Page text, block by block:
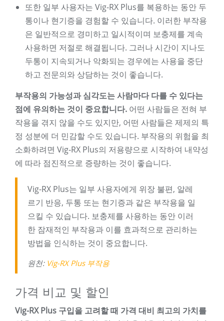
또한 일부 사용자는 Vig-RX Plus를 복용하는 동안 두
통이나 현기증을 경험할 수 있습니다. 이러한 부작용
은 일반적으로 경미하고 일시적이며 보충제를 계속
사용하면 저절로 해결됩니다. 그러나 시간이 지나도
두통이 지속되거나 악화되는 경우에는 사용을 중단
하고 전문의와 상담하는 것이 좋습니다.
부작용의 가능성과 심각도는 사람마다 다를 수 있다는
점에 유의하는 것이 중요합니다. 어떤 사람들은 전혀 부
작용을 겪지 않을 수도 있지만, 어떤 사람들은 제제의 특
정 성분에 더 민감할 수도 있습니다. 부작용의 위험을 최
소화하려면 Vig-RX Plus의 저용량으로 시작하여 내약성
에 따라 점진적으로 증량하는 것이 좋습니다.
Vig-RX Plus는 일부 사용자에게 위장 불편, 알레
르기 반응, 두통 또는 현기증과 같은 부작용을 일
으킬 수 있습니다. 보충제를 사용하는 동안 이러
한 잠재적인 부작용과 이를 효과적으로 관리하는
방법을 인식하는 것이 중요합니다.
원천: Vig-RX Plus 부작용
가격 비교 및 ​​할인
Vig-RX Plus 구입을 고려할 때 가격 대비 최고의 가치를